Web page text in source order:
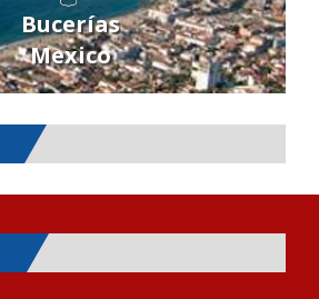
Bucerías
Mexico